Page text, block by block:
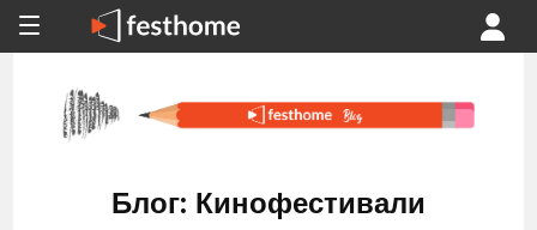
Блог: Кинофестивали